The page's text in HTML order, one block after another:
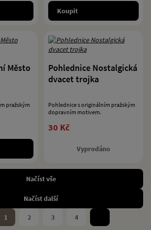
Koupit
Město
pražským
Pohlednice Nostalgická
dvacet trojka
Pohlednice s originálním pražským
dopravním motivem.
30 Kč
Vyprodáno
Načíst vše
Načíst další
1 2 3 4